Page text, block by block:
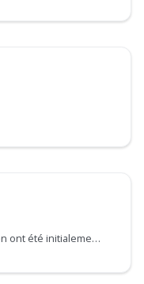
Les présentes Conditions d’utilisation ont été initialement rédigées en langue anglaise. Les deux versions linguistiques font également foi ; toutefois, en cas de divergence ou de contradiction entre les versions, la version anglaise prévaut.